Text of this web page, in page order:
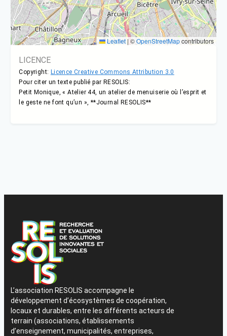
Leaflet |©OpenStreetMapcontributors
LICENCE
Copyright: Licence Creative Commons Attribution 3.0
Pour citer un texte publié par RESOLIS:
Petit Monique, « Atelier 44, un atelier de menuiserie où l’esprit et
le geste ne font qu’un », **Journal RESOLIS**
L’association RESOLIS accompagne le
développement d’écosystèmes de coopération,
locaux et durables, entre les différents acteurs de
terrain (associations, établissements
d’enseignement, municipalités, entreprises,